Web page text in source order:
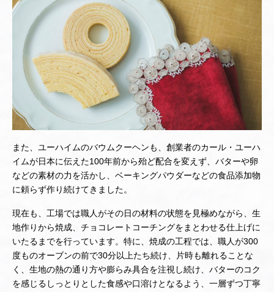
また、ユーハイムのバウムクーヘンも、創業者のカール・ユーハ
イムが日本に伝えた100年前から殆ど配合を変えず、バターや卵
などの素材の力を活かし、ベーキングパウダーなどの食品添加物
に頼らず作り続けてきました。
現在も、工場では職人がその日の材料の状態を見極めながら、生
地作りから焼成、チョコレートコーチングをまとわせる仕上げに
いたるまでを行っています。特に、焼成の工程では、職人が300
度ものオーブンの前で30分以上たち続け、片時も離れることな
く、生地の熱の通り方や膨らみ具合を注視し続け、バターのコク
を感じるしっとりとした食感や口溶けとなるよう、一層ずつ丁寧